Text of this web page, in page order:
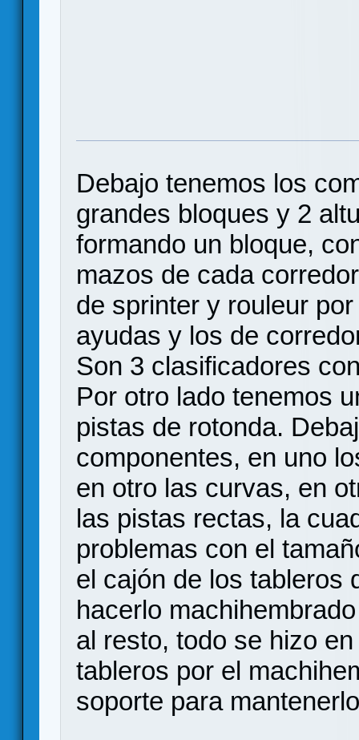
Debajo tenemos los
grandes bloques y 2
formando un bloque,
mazos de cada
de sprinter y rouleur
ayudas y los de
Son 3 clasificadores
Por otro lado tenemos
pistas de rotonda.
componentes, en uno
en otro las curvas, en
las pistas rectas, la
problemas con el
el cajón de los tableros
hacerlo
al resto, todo se hizo
tableros por el
soporte para